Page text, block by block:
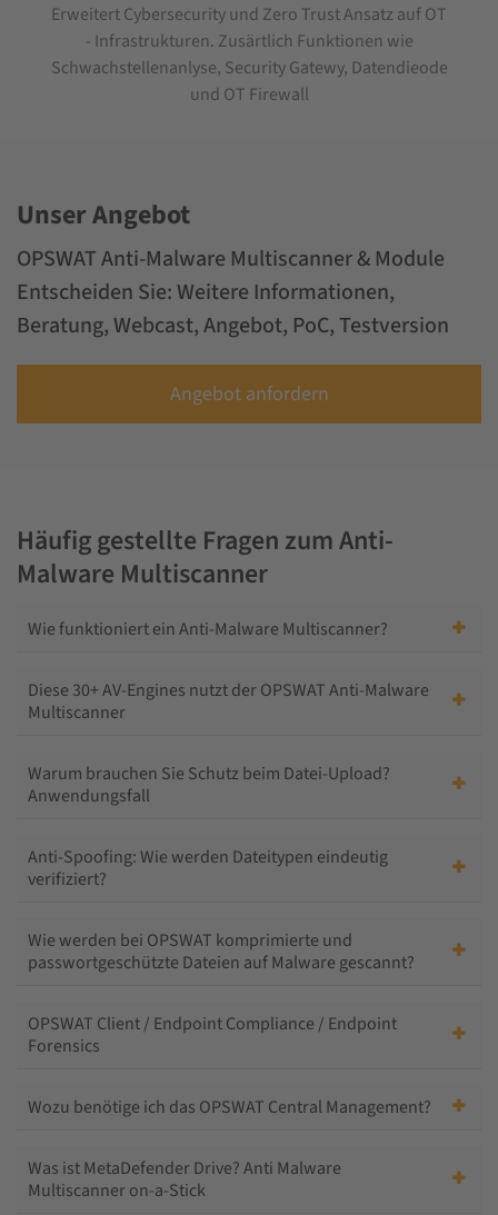
Erweitert Cybersecurity und Zero Trust Ansatz auf OT
- Infrastrukturen. Zusärtlich Funktionen wie
Schwachstellenanlyse, Security Gatewy, Datendieode
und OT Firewall
Unser Angebot
OPSWAT Anti-Malware Multiscanner & Module
Entscheiden Sie: Weitere Informationen,
Beratung, Webcast, Angebot, PoC, Testversion
Angebot anfordern
Häufig gestellte Fragen zum Anti-
Malware Multiscanner
Wie funktioniert ein Anti-Malware Multiscanner?
Diese 30+ AV-Engines nutzt der OPSWAT Anti-Malware
Multiscanner
Warum brauchen Sie Schutz beim Datei-Upload?
Anwendungsfall
Anti-Spoofing: Wie werden Dateitypen eindeutig
verifiziert?
Wie werden bei OPSWAT komprimierte und
passwortgeschützte Dateien auf Malware gescannt?
OPSWAT Client / Endpoint Compliance / Endpoint
Forensics
Wozu benötige ich das OPSWAT Central Management?
Was ist MetaDefender Drive? Anti Malware
Multiscanner on-a-Stick